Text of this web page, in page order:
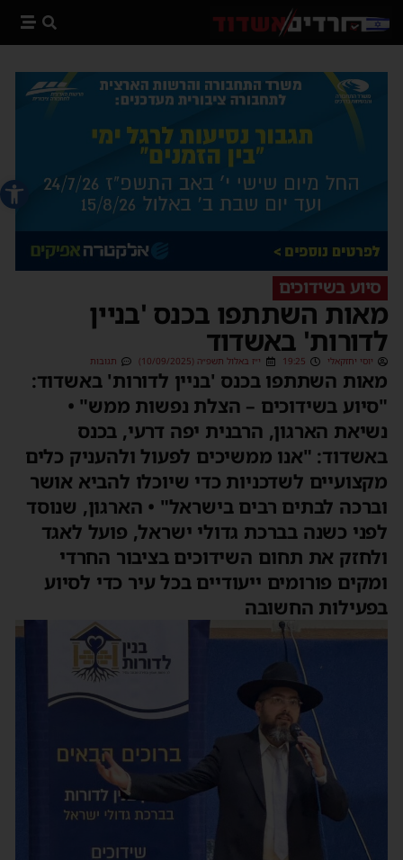
פתח
סיוע בשידוכים
מאות השתתפו בכנס 'בניין
לדורות' באשדוד
יוסי יחזקאלי 19:25 י״ז באלול תשפ״ה (10/09/2025) תגובות
מאות השתתפו בכנס 'בניין לדורות' באשדוד:
"סיוע בשידוכים – הצלת נפשות ממש" •
נשיאת הארגון, הרבנית יפה דרעי, בכנס
באשדוד: "אנו ממשיכים לפעול ולהעניק כלים
מקצועיים לשדכניות כדי שיוכלו להביא אושר
וברכה לבתים רבים בישראל" • הארגון, שנוסד
לפני כשנה בברכת גדולי ישראל, פועל לאגד
ולחזק את תחום השידוכים בציבור החרדי
ומקים פורומים ייעודיים בכל עיר כדי לסיוע
בפעילות החשובה